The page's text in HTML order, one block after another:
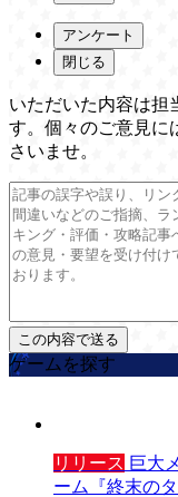
アンケート
閉じる
いただいた内容は担
す。個々のご意見に
さいませ。
ゲームを探す
リリース 巨大
ーム『終末の